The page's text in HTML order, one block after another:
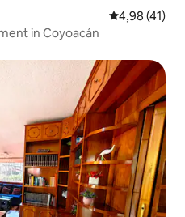
Gemiddelde
4,98 (41)
in Coyoacán